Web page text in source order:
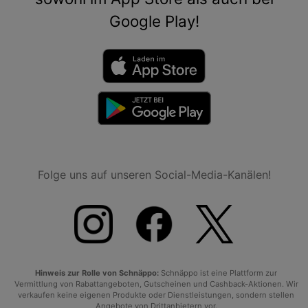
Google Play!
Folge uns auf unseren Social-Media-Kanälen!
Hinweis zur Rolle von Schnäppo: Schnäppo ist eine Plattform zur
Vermittlung von Rabattangeboten, Gutscheinen und Cashback-Aktionen. Wir
verkaufen keine eigenen Produkte oder Dienstleistungen, sondern stellen
Angebote von Drittanbietern vor.